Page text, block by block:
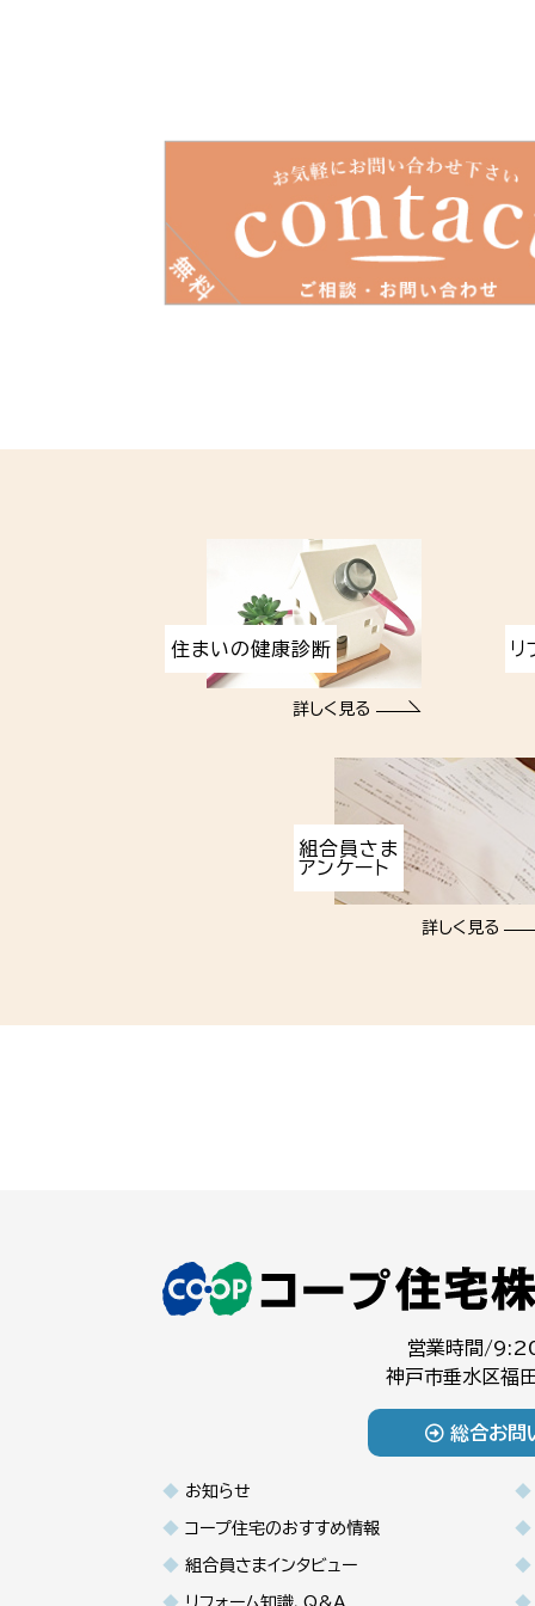
住まいの健康診断
詳しく見る
リ
組合員さま
アンケート
詳しく見る
営業時間/
神戸市垂水区福
総合お問
お知らせ
コープ住宅のおすすめ情報
組合員さまインタビュー
リフォーム知識、Q&A